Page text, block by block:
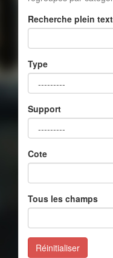
Recherche plein
Type
Support
Cote
Tous les champs
Réinitialiser